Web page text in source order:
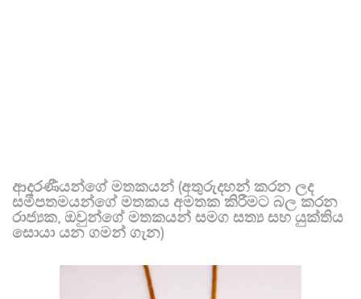
ආදරණීයන්ගේ මතකයන් (අතුරුදහන් කරන ලද
සමීපතමයන්ගේ මතකය අමතක කිරීමට බල කරන
රාජ්‍යක, ඔවුන්ගේ මතකයන් සමග සත්‍ය සහ යුක්තිය
සොයා යන ගමන් ගැන)